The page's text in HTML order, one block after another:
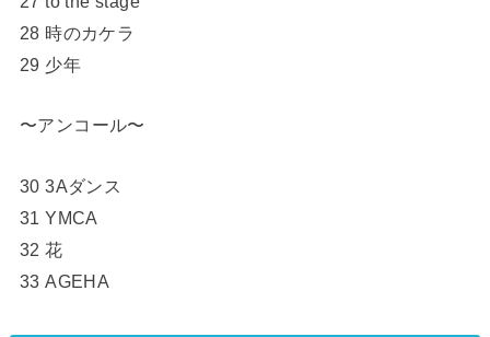
28 時のカケラ
29 少年
〜アンコール〜
30 3Aダンス
31 YMCA
32 花
33 AGEHA